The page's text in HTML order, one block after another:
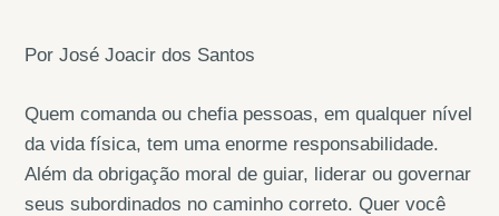
Por José Joacir dos Santos
Quem comanda ou chefia pessoas, em qualquer nível
da vida física, tem uma enorme responsabilidade.
Além da obrigação moral de guiar, liderar ou governar
seus subordinados no caminho correto. Quer você